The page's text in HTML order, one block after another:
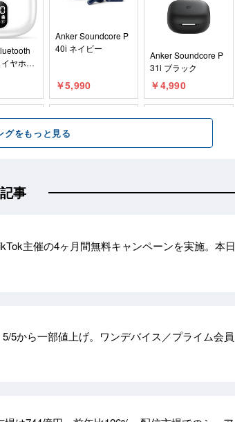
事
主催の4ヶ月間無料キャンペーンを実施。本日
5/5から一部値上げ。ワンデバイス／プライム会員